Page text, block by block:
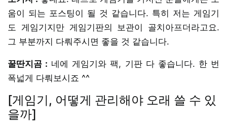
움이 되는 포스팅이 될 것 같습니다. 특히 저는 게임기
도 게임기지만 게임기판의 보관이 골치아프더라고요.
그 부분까지 다뤄주시면 좋을 것 같습니다.
꿀딴지곰 : 네에 게임기와 팩, 기판 다 좋습니다. 한 번
폭넓게 다뤄보시죠 ^^
[게임기, 어떻게 관리해야 오래 쓸 수 있
을까]